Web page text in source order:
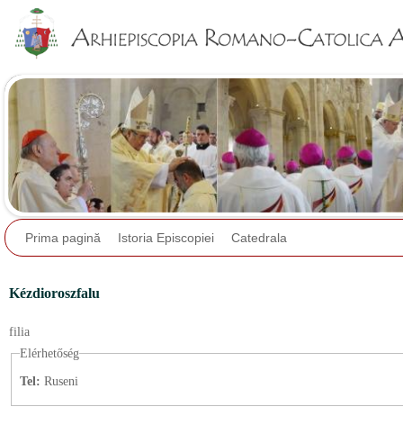
Prima pagină Istoria Episcopiei Catedrala
Kézdioroszfalu
filia
Elérhetőség
Tel: Ruseni